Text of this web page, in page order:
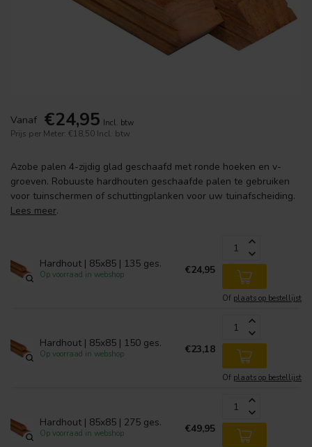
Vanaf €24,95 Incl. btw
Prijs per Meter: €18,50 Incl. btw
Azobe palen 4-zijdig glad geschaafd met ronde hoeken en v-
groeven. Robuuste hardhouten geschaafde palen te gebruiken
voor tuinschermen of schuttingplanken voor uw tuinafscheiding.
Lees meer.
Hardhout | 85x85 | 135 ges.
Op voorraad in webshop €24,95
Of plaats op bestellijst
Hardhout | 85x85 | 150 ges.
Op voorraad in webshop €23,18
Of plaats op bestellijst
Hardhout | 85x85 | 275 ges.
Op voorraad in webshop €49,95